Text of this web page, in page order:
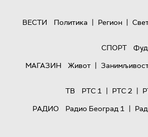
ВЕСТИ Политика | Регион |
СПОРТ
МАГАЗИН
Живот |
ТВ
РТС 1 | РТС 2 |
РАДИО
Радио Београд 1 |